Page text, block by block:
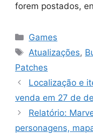
forem postados,
Categorias
Games
Tags
Atualizações,
Patches
Localização e
venda em 27 de
Relatório:
personagens,